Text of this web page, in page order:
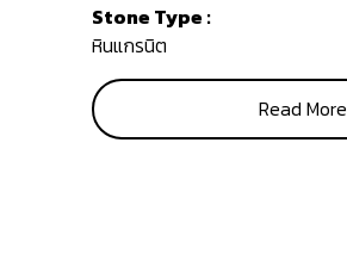
Stone Type :
หินแกรนิต
Read More